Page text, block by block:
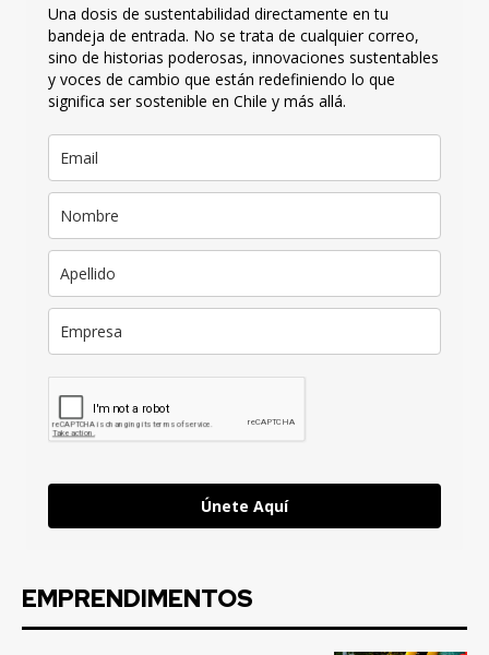
Una dosis de sustentabilidad directamente en tu
bandeja de entrada. No se trata de cualquier correo,
sino de historias poderosas, innovaciones sustentables
y voces de cambio que están redefiniendo lo que
significa ser sostenible en Chile y más allá.
Únete Aquí
EMPRENDIMENTOS